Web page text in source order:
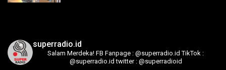
superradio.id
Salam Merdeka! FB Fanpage : @superradio.id TikTok :
@superradio.id twitter : @superradioid